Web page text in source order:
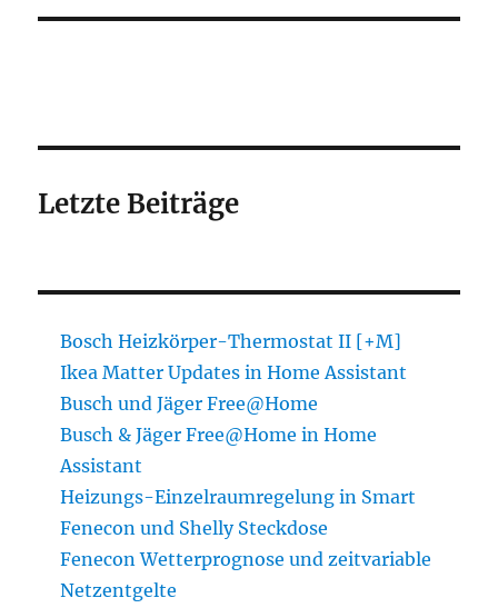
Letzte Beiträge
Bosch Heizkörper-Thermostat II [+M]
Ikea Matter Updates in Home Assistant
Busch und Jäger Free@Home
Busch & Jäger Free@Home in Home
Assistant
Heizungs-Einzelraumregelung in Smart
Fenecon und Shelly Steckdose
Fenecon Wetterprognose und zeitvariable
Netzentgelte